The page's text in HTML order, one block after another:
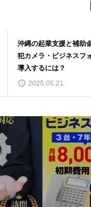
沖縄の起業支援と補助金
犯カメラ・ビジネスフォ
導入するには？
2025.05.21